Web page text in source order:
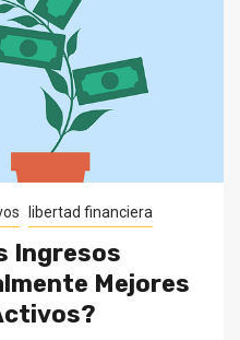
libertad financiera
Ingresos
Mejores